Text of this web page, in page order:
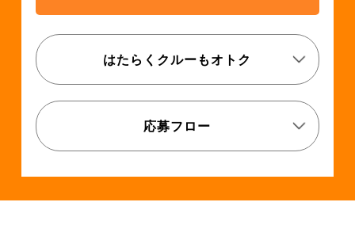
はたらくクルーもオトク
応募フロー